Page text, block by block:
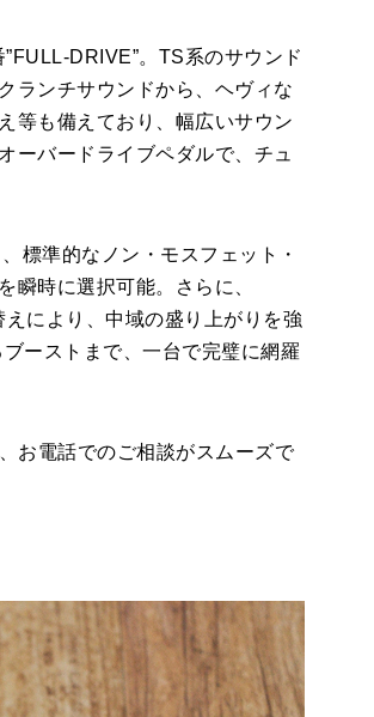
DRIVE”。TS系のサウンド
ランチサウンドから、ヘヴィな
等も備えており、幅広いサウン
ーバードライブペダルで、チュ
標準的なノン・モスフェット・
瞬時に選択可能。さらに、
により、中域の盛り上がりを強
ーストまで、一台で完璧に網羅
お電話でのご相談がスムーズで